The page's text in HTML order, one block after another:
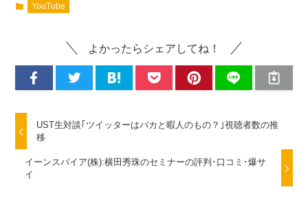
YouTube
よかったらシェアしてね！
UST生対談｢ツイッターはバカと暇人のもの？｣視聴者数の推
移
イーンスパイア(株):横田秀珠のセミナーの評判･口コミ･爆サ
イ